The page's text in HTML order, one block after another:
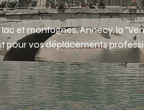
et montagnes, Annecy, la
pour vos déplacements
pensé pour faciliter vos